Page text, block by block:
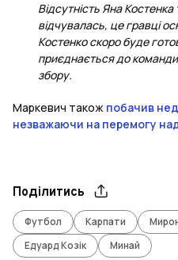
Відсутність Яна
відчувалась, це гравці
Костенко скоро буде
приєднається до
збору.
Маркевич також побачив
незважаючи на перемогу
Поділитись
Футбол Карпати
Едуард Козік
Минай